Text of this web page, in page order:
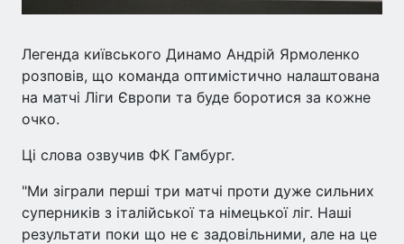
Легенда київського Динамо Андрій Ярмоленко
розповів, що команда оптимістично налаштована
на матчі Ліги Європи та буде боротися за кожне
очко.
Ці слова озвучив ФК Гамбург.
"Ми зіграли перші три матчі проти дуже сильних
суперників з італійської та німецької ліг. Наші
результати поки що не є задовільними, але на це